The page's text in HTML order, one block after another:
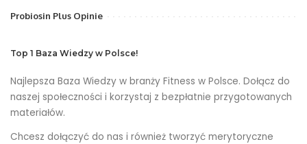
Probiosin Plus Opinie
Top 1 Baza Wiedzy w Polsce!
Najlepsza Baza Wiedzy w branży Fitness w Polsce. Dołącz do
naszej społeczności i korzystaj z bezpłatnie przygotowanych
materiałów.
Chcesz dołączyć do nas i również tworzyć merytoryczne